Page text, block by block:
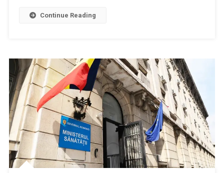
Continue Reading